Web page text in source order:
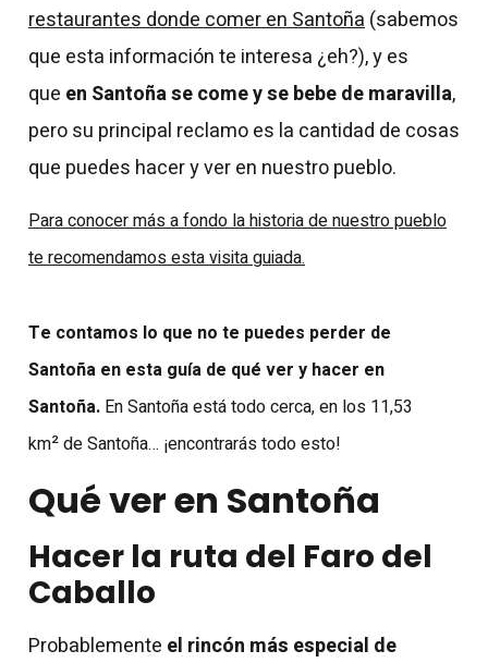
restaurantes donde comer en Santoña(sabemos
que esta información te interesa ¿eh?), y es
que en Santoña se come y se bebe de maravilla,
pero su principal reclamo es la cantidad de cosas
que puedes hacer y ver en nuestro pueblo.
Para conocer más a fondo la historia de nuestro pueblo
te recomendamos esta visita guiada.
Te contamos lo que no te puedes perder de
Santoña en esta guía de qué ver y hacer en
Santoña. En Santoña está todo cerca, en los 11,53
km²de Santoña… ¡encontrarás todo esto!
Qué ver en Santoña
Hacer la ruta del Faro del
Caballo
Probablemente el rincón más especial de